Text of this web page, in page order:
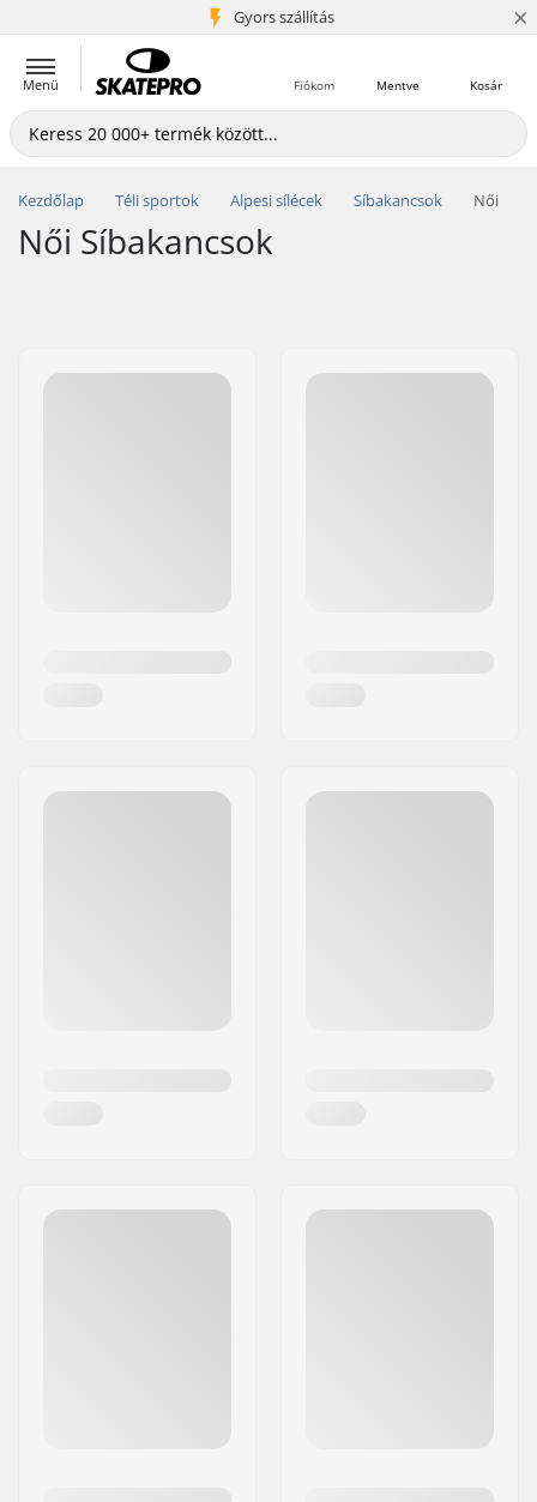
Gyors szállítás
5+ millió ügyfél ×
Menü Kosár
Mentve
Fiókom
Kezdőlap Téli sportok Alpesi sílécek Síbakancsok Női
Női Síbakancsok